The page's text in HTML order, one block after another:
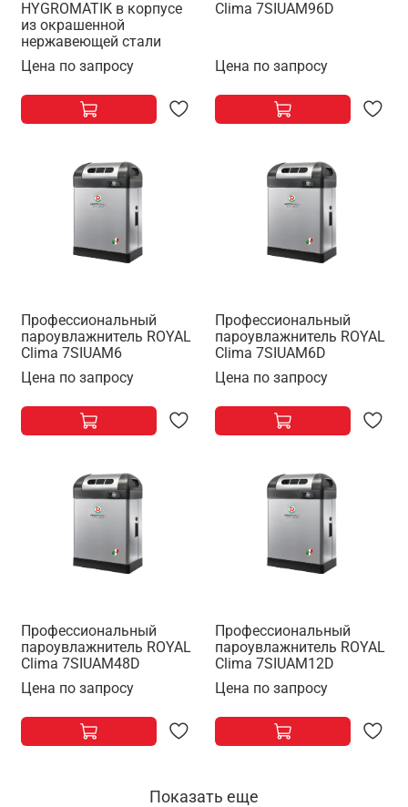
HYGROMATIK в корпусе
из окрашенной
нержавеющей стали
Цена по запросу
Clima 7SIUAM96D
Цена по запросу
Профессиональный
пароувлажнитель ROYAL
Clima 7SIUAM6
Цена по запросу
Профессиональный
пароувлажнитель ROYAL
Clima 7SIUAM6D
Цена по запросу
Профессиональный
пароувлажнитель ROYAL
Clima 7SIUAM48D
Цена по запросу
Профессиональный
пароувлажнитель ROYAL
Clima 7SIUAM12D
Цена по запросу
Показать еще